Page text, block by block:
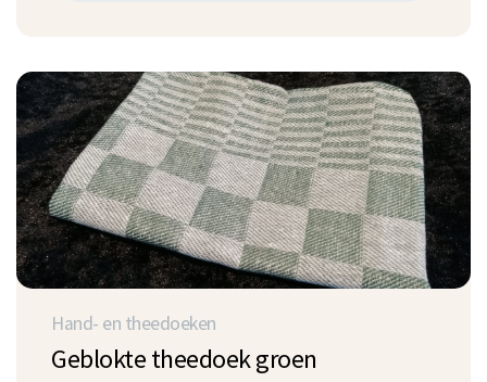
Hand- en theedoeken
Geblokte theedoek groen